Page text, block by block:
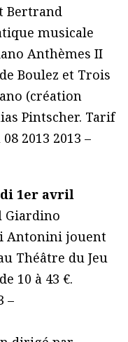
Bertrand
musicale
Anthèmes II
Boulez et Trois
(création
Pintscher. Tarif
2013 2013 –
1er avril
Giardino
Antonini jouent
Théâtre du Jeu
10 à 43 €.
–